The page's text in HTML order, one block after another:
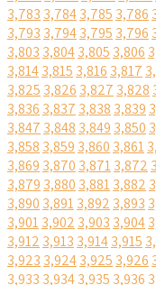
3,783 3,7843,785 3,786
3,793 3,7943,795 3,796
3,803 3,8043,805 3,806
3,8143,815 3,816 3,817
3,825 3,826 3,827 3,828
3,836 3,837 3,838 3,839
3,847 3,848 3,849 3,850
3,858 3,859 3,860 3,861
3,869 3,870 3,8713,872
3,879 3,880 3,8813,882
3,890 3,8913,892 3,893
3,9013,902 3,903 3,904
3,912 3,913 3,9143,915
3,923 3,9243,925 3,926
3,933 3,9343,935 3,936